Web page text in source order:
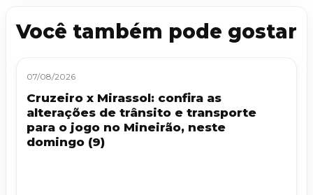
Você também pode gostar
07/08/2026
Cruzeiro x Mirassol: confira as
alterações de trânsito e transporte
para o jogo no Mineirão, neste
domingo (9)